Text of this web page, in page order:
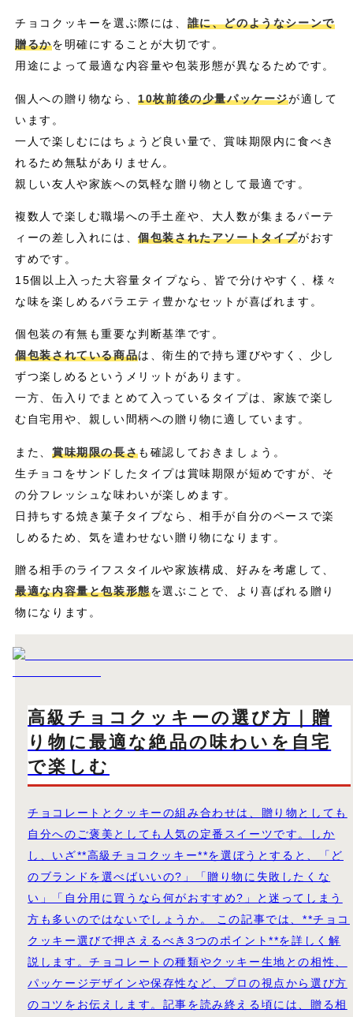
チョコクッキーを選ぶ際には、 誰に、どのようなシーンで
贈るかを明確にすることが大切です。
用途によって最適な内容量や包装形態が異なるためです。
個人への贈り物なら、10枚前後の少量パッケージが適して
います。
一人で楽しむにはちょうど良い量で、賞味期限内に食べき
れるため無駄がありません。
親しい友人や家族への気軽な贈り物として最適です。
複数人で楽しむ職場への手土産や、大人数が集まるパーテ
ィーの差し入れには、個包装されたアソートタイプがおす
すめです。
15個以上入った大容量タイプなら、皆で分けやすく、様々
な味を楽しめるバラエティ豊かなセットが喜ばれます。
個包装の有無も重要な判断基準です。
個包装されている商品は、衛生的で持ち運びやすく、少し
ずつ楽しめるというメリットがあります。
一方、缶入りでまとめて入っているタイプは、家族で楽し
む自宅用や、親しい間柄への贈り物に適しています。
また、 賞味期限の長さも確認しておきましょう。
生チョコをサンドしたタイプは賞味期限が短めですが、そ
の分フレッシュな味わいが楽しめます。
日持ちする焼き菓子タイプなら、相手が自分のペースで楽
しめるため、気を遣わせない贈り物になります。
贈る相手のライフスタイルや家族構成、好みを考慮して、
最適な内容量と包装形態を選ぶことで、より喜ばれる贈り
物になります。
高級チョコクッキーの選び方｜贈
り物に最適な絶品の味わいを自宅
で楽しむ
チョコレートとクッキーの組み合わせは、贈り物としても
自分へのご褒美としても人気の定番スイーツです。しか
し、いざ**高級チョコクッキー**を選ぼうとすると、「ど
のブランドを選べばいいの?」「贈り物に失敗したくな
い」「自分用に買うなら何がおすすめ?」と迷ってしまう
方も多いのではないでしょうか。 この記事では、**チョコ
クッキー選びで押さえるべき3つのポイント**を詳しく解
説します。チョコレートの種類やクッキー生地との相性、
パッケージデザインや保存性など、プロの視点から選び方
のコツをお伝えします。記事を読み終える頃には、贈る相